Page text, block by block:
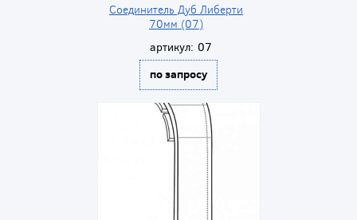
Соединитель Дуб Либерти
70мм (07)
артикул: 07
по запросу